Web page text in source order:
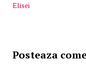
Elisei
Posteaza